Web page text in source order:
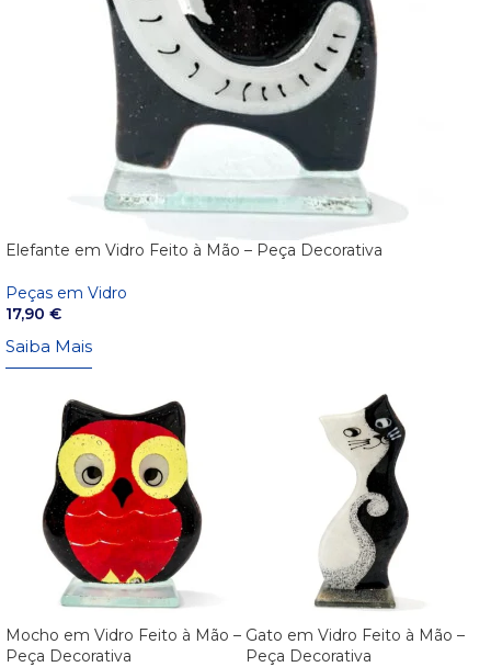
Elefante em Vidro Feito à Mão – Peça Decorativa
Peças em Vidro
17,90 €
Saiba Mais
Mocho em Vidro Feito à Mão –
Peça Decorativa
Gato em Vidro Feito à Mão –
Peça Decorativa